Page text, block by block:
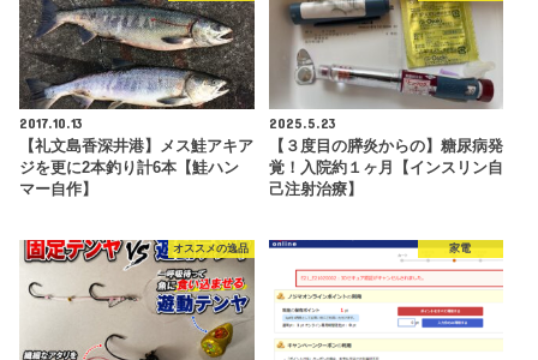
2017.10.13
【礼文島香深井港】メス鮭アキア
ジを更に2本釣り計6本【鮭ハン
マー自作】
2025.5.23
【３度目の膵炎からの】糖尿病発
覚！入院約１ヶ月【インスリン自
己注射治療】
オススメの逸品 家電